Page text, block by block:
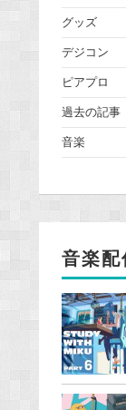
グッズ
デジコン
ピアプロ
過去の記事
音楽
音楽配